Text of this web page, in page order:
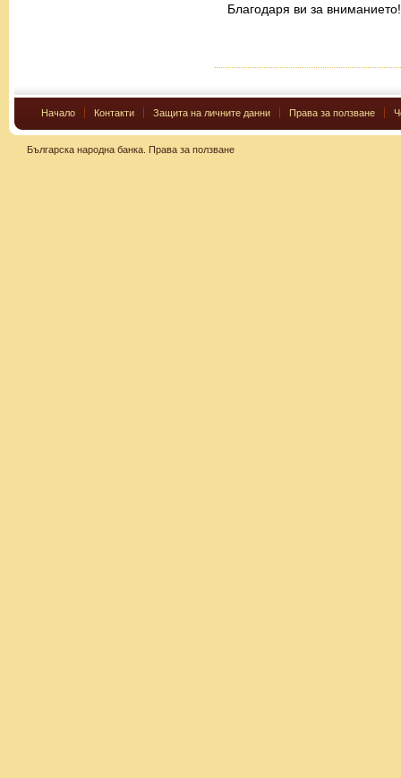
Благодаря ви за вниманието!
Начало Контакти Защита на личните данни Права за ползване
Българска народна банка. Права за ползване